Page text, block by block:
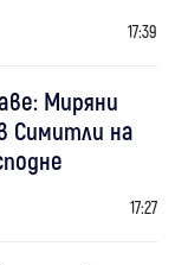
17:39
Миряни
Симитли на
17:27